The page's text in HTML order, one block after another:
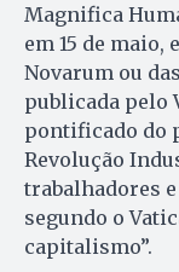
Magnifica
em 15 de maio,
Novarum ou
publicada pelo
pontificado do
Revolução
trabalhadores
segundo o
capitalismo”.